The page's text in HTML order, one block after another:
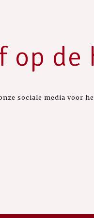
op de
sociale media voor